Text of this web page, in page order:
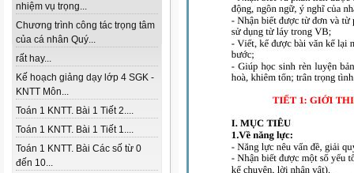
nhiệm vụ trọng...
Chương trình công tác trọng tâm
của cá nhân Quý...
rất hay...
Kế hoạch giảng dạy lớp 4 SGK -
KNTT Môn...
Toán 1 KNTT. Bài 1 Tiết 2....
Toán 1 KNTT. Bài 1 Tiết 1....
Toán 1 KNTT. Bài Các số từ 0
đến 10...